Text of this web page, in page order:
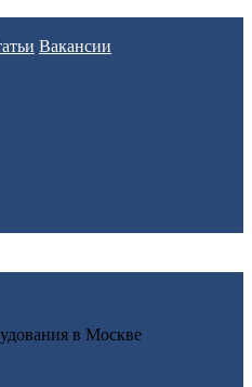
Вакансии
в Москве